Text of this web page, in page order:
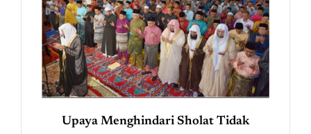
Upaya Menghindari Sholat Tidak